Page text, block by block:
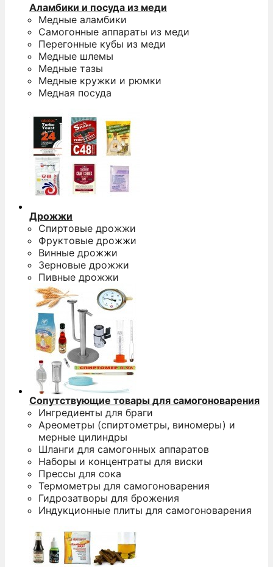
Аламбики и посуда из меди
Медные аламбики
Самогонные аппараты из меди
Перегонные кубы из меди
Медные шлемы
Медные тазы
Медные кружки и рюмки
Медная посуда
Дрожжи
Спиртовые дрожжи
Фруктовые дрожжи
Винные дрожжи
Зерновые дрожжи
Пивные дрожжи
Сопутствующие товары для самогоноварения
Ингредиенты для браги
Ареометры (спиртометры, виномеры) и
мерные цилиндры
Шланги для самогонных аппаратов
Наборы и концентраты для виски
Прессы для сока
Термометры для самогоноварения
Гидрозатворы для брожения
Индукционные плиты для самогоноварения